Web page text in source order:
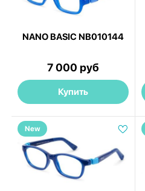
NANO BASIC NB010144
7 000 руб
Купить
New